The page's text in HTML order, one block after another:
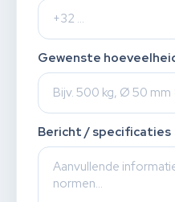
Gewenste
Bericht / specificaties